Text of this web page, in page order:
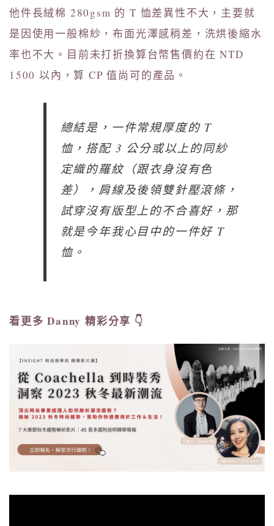
他件長絨棉 280gsm 的 T 恤差異性不大，主要就
是因使用一般棉紗，布面光澤感稍差，洗烘後縮水
率也不大。目前未打折換算台幣售價約在 NTD
1500 以內，算 CP 值尚可的產品。
總結是，一件常規厚度的 T
恤，搭配 3 公分或以上的同紗
定織的羅紋（跟衣身沒有色
差），肩線及後領雙針壓滾條，
試穿沒有版型上的不合喜好，那
就是今年我心目中的一件好 T
恤。
看更多 Danny 精彩分享 👇